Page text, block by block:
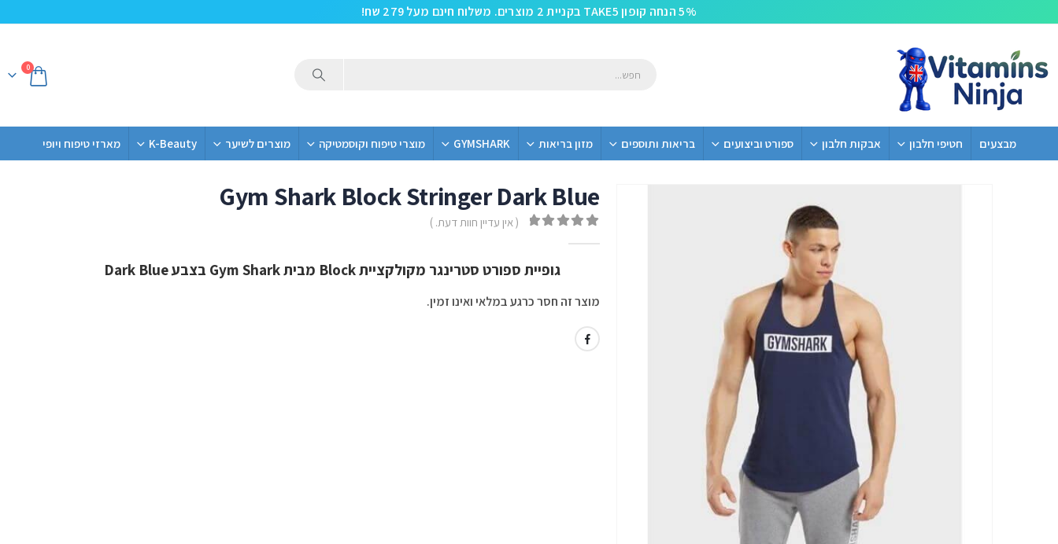
5% הנחה קופון TAKE5 בקניית 2 מוצרים. משלוח חינם מעל 279 שח!
0
מבצעים חטיפי חלבון אבקות חלבון ספורט וביצועים בריאות ותוספים מזון בריאות GYMSHARK מוצרי טיפוח וקוסמטיקה מוצרים לשיער K-Beauty מארזי טיפוח ויופי
Gym Shark Block Stringer Dark Blue
( אין עדיין חוות דעת. )
גופיית ספורט סטרינגר מקולקציית Block מבית Gym Shark בצבע Dark Blue
מוצר זה חסר כרגע במלאי ואינו זמין.